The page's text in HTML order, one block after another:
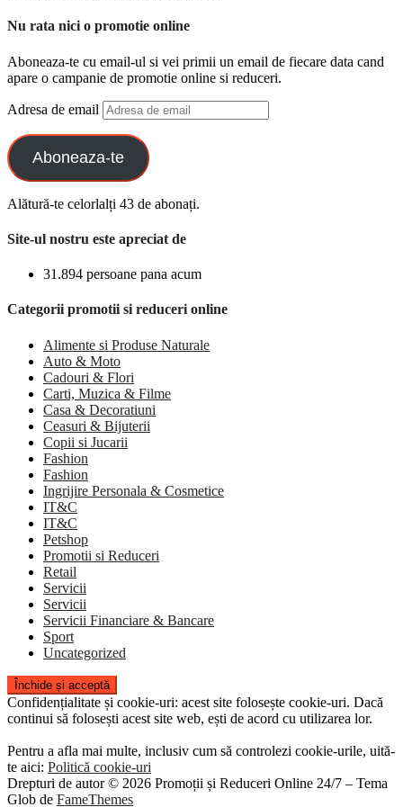
Nu rata nici o promotie online
Aboneaza-te cu email-ul si vei primii un email de fiecare data cand
apare o campanie de promotie online si reduceri.
Adresa de email
Aboneaza-te
Alătură-te celorlalți 43 de abonați.
Site-ul nostru este apreciat de
31.894 persoane pana acum
Categorii promotii si reduceri online
Alimente si Produse Naturale
Auto & Moto
Cadouri & Flori
Carti, Muzica & Filme
Casa & Decoratiuni
Ceasuri & Bijuterii
Copii si Jucarii
Fashion
Fashion
Ingrijire Personala & Cosmetice
IT&C
IT&C
Petshop
Promotii si Reduceri
Retail
Servicii
Servicii
Servicii Financiare & Bancare
Sport
Uncategorized
Confidențialitate și cookie-uri: acest site folosește cookie-uri. Dacă
continui să folosești acest site web, ești de acord cu utilizarea lor.
Pentru a afla mai multe, inclusiv cum să controlezi cookie-urile, uită-
te aici: Politică cookie-uri
Drepturi de autor © 2026 Promoții și Reduceri Online 24/7 – Tema
Glob de FameThemes